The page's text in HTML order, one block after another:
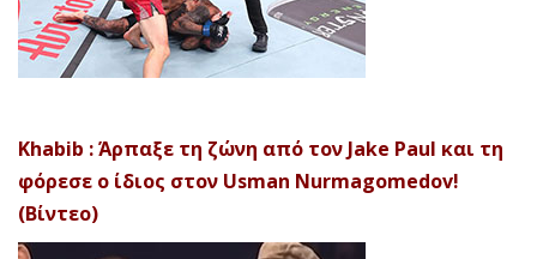
Khabib : Άρπαξε τη ζώνη από τον Jake Paul και τη
φόρεσε ο ίδιος στον Usman Nurmagomedov!
(Βίντεο)